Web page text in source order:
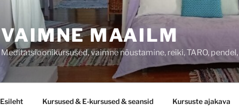
VAIMNE MAAILM
Meditatsioonikursused, vaimne nõustamine, reiki, TARO,
Esileht Kursused & E-kursused & seansid Kursuste ajakava